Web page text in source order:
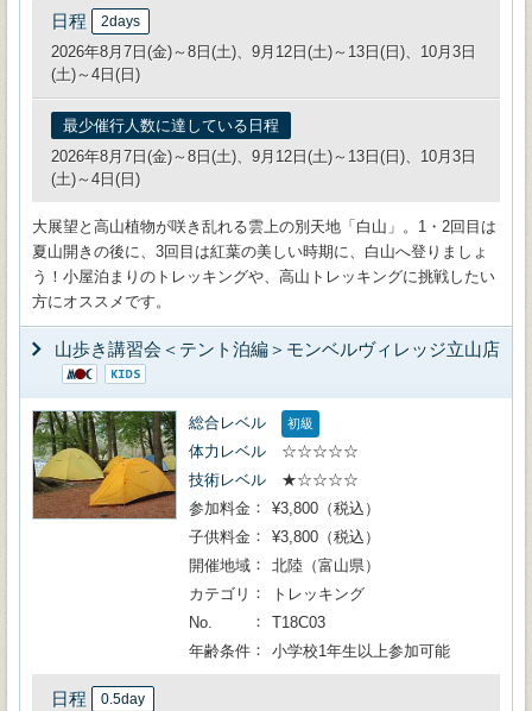
日程 2days
2026年8月7日(金)～8日(土)、9月12日(土)～13日(日)、10月3日
(土)～4日(日)
最少催行人数に達している日程
2026年8月7日(金)～8日(土)、9月12日(土)～13日(日)、10月3日
(土)～4日(日)
大展望と高山植物が咲き乱れる雲上の別天地「白山」。1・2回目は
夏山開きの後に、3回目は紅葉の美しい時期に、白山へ登りましょ
う！小屋泊まりのトレッキングや、高山トレッキングに挑戦したい
方にオススメです。
山歩き講習会＜テント泊編＞モンベルヴィレッジ立山店
総合レベル 初級
体力レベル
☆☆☆☆☆
技術レベル
★☆☆☆☆
参加料金
¥3,800（税込）
子供料金
¥3,800（税込）
開催地域
北陸（富山県）
カテゴリ
トレッキング
No.
T18C03
年齢条件
小学校1年生以上参加可能
日程 0.5day